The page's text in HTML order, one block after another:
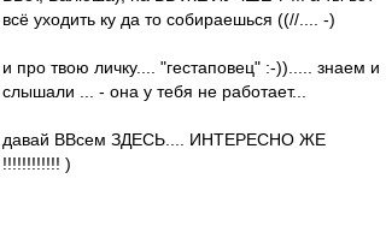
всё уходить ку да то собираешься ((//.... -)
и про твою личку.... "гестаповец" :-))..... знаем и
слышали ... - она у тебя не работает...
давай ВВсем ЗДЕСЬ.... ИНТЕРЕСНО ЖЕ
!!!!!!!!!!!! )